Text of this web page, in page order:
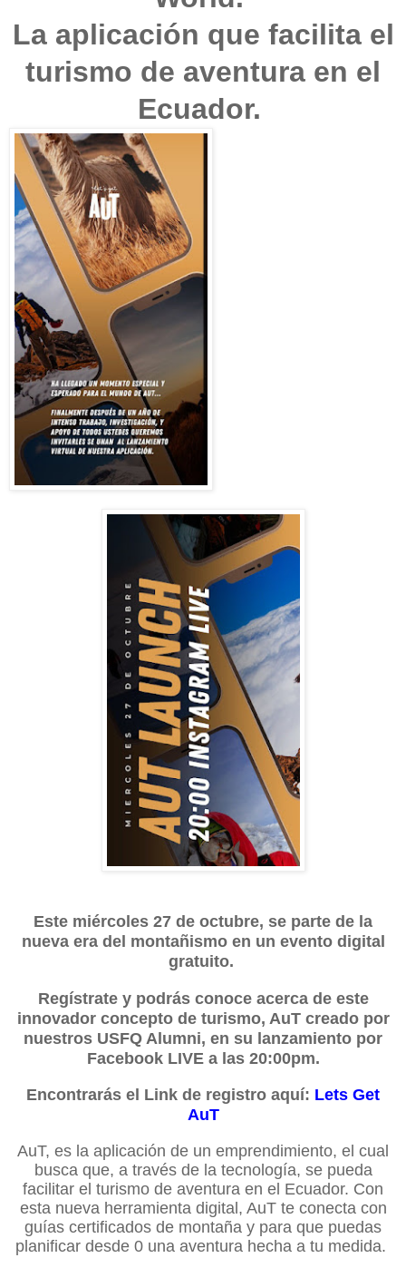
La aplicación que facilita el
turismo de aventura en el
Ecuador.
Este miércoles 27 de octubre, se parte de la
nueva era del montañismo en un evento digital
gratuito.
Regístrate y podrás conoce acerca de este
innovador concepto de turismo, AuT creado por
nuestros USFQ Alumni, en su lanzamiento por
Facebook LIVE a las 20:00pm.
Encontrarás el Link de registro aquí: Lets Get
AuT
AuT, es la aplicación de un emprendimiento, el cual
busca que, a través de la tecnología, se pueda
facilitar el turismo de aventura en el Ecuador. Con
esta nueva herramienta digital, AuT te conecta con
guías certificados de montaña y para que puedas
planificar desde 0 una aventura hecha a tu medida.